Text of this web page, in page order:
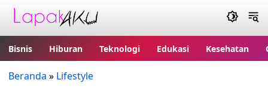
Bisnis Hiburan Teknologi Edukasi Kesehatan
Beranda » Lifestyle